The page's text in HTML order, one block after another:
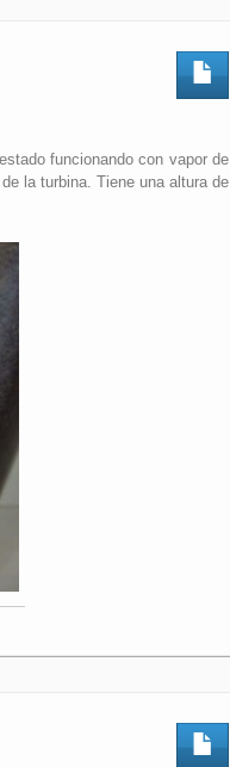
funcionando con vapor de
la turbina. Tiene una altura de